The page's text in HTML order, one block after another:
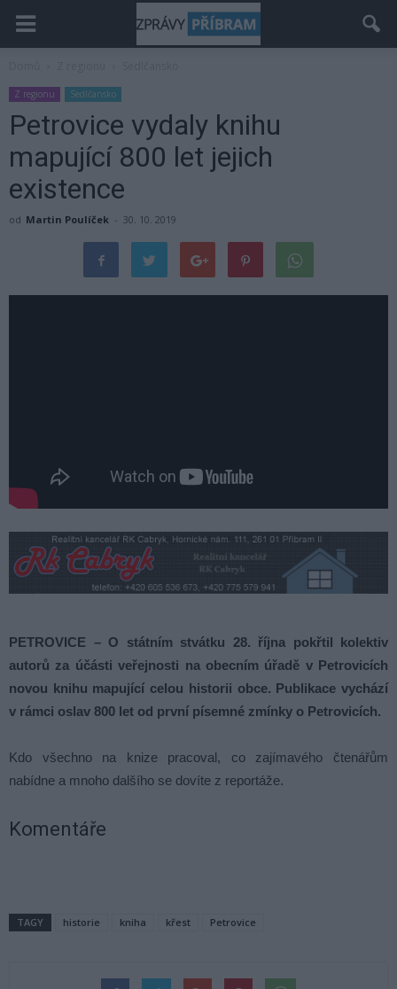
Z regionu Sedlčansko
Petrovice vydaly knihu
mapující 800 let jejich
existence
od Martin Poulíček - 30. 10. 2019
PETROVICE – O státním stvátku 28. října pokřtil kolektiv
autorů za účásti veřejnosti na obecním úřadě v Petrovicích
novou knihu mapující celou historii obce. Publikace vychází
v rámci oslav 800 let od první písemné zmínky o Petrovicích.
Kdo všechno na knize pracoval, co zajímavého čtenářům
nabídne a mnoho dalšího se dovíte z reportáže.
Komentáře
TAGY historie kniha křest Petrovice